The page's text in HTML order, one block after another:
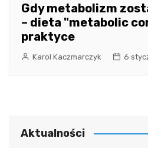
Gdy metabolizm
– dieta "metabolic
praktyce
Karol Kaczmarczyk 6
Aktualności